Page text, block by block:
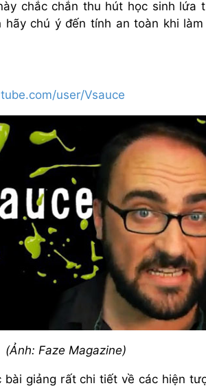
chắc chắn thu hút học sinh lứa
hãy chú ý đến tính an toàn khi
user/Vsauce
(Ảnh: Faze Magazine)
bài giảng rất chi tiết về các hiện